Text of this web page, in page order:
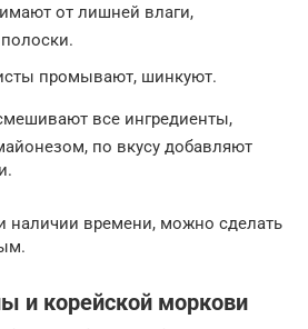
от лишней влаги,
промывают, шинкуют.
все ингредиенты,
по вкусу добавляют
наличии времени, можно сделать
и корейской моркови